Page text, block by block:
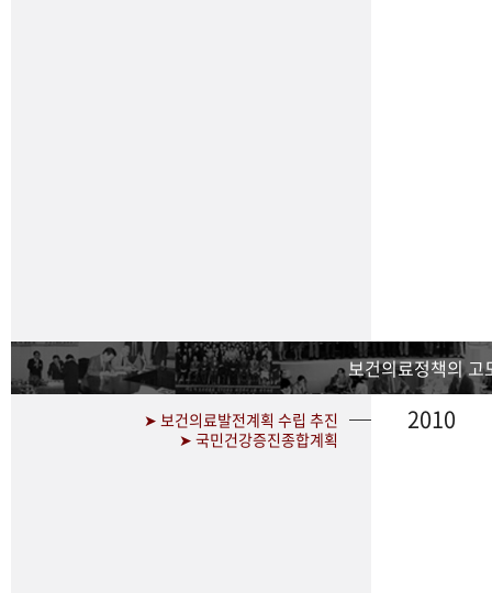
보건의료정책의 고
➤ 보건의료발전계획 수립 추진
➤ 국민건강증진종합계획
2010